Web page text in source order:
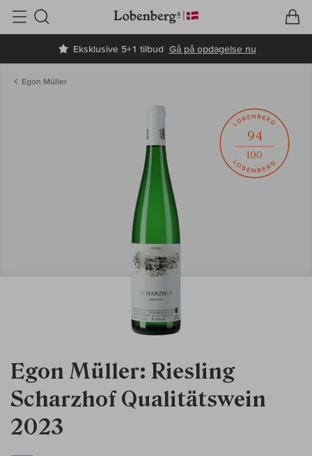
Eksklusive 5+1 tilbud Gå på opdagelse nu
Søg
Egon Müller
Egon Müller: Riesling
Scharzhof Qualitätswein
2023
94
100